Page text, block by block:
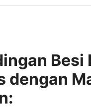
Besi
dengan